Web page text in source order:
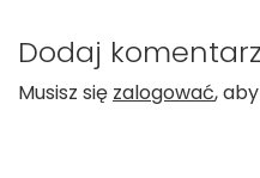
Dodaj komentarz
Musisz się zalogować,